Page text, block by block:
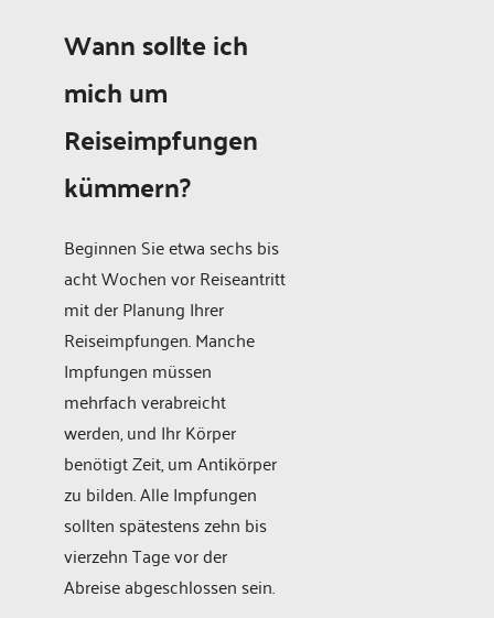
Wann sollte ich
mich um
Reiseimpfungen
kümmern?
Beginnen Sie etwa sechs bis
acht Wochen vor Reiseantritt
mit der Planung Ihrer
Reiseimpfungen. Manche
Impfungen müssen
mehrfach verabreicht
werden, und Ihr Körper
benötigt Zeit, um Antikörper
zu bilden. Alle Impfungen
sollten spätestens zehn bis
vierzehn Tage vor der
Abreise abgeschlossen sein.